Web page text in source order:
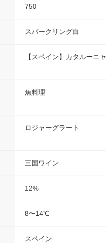
750
スパークリング白
【スペイン】カタルーニャ
魚料理
ロジャーグラート
三国ワイン
12%
8〜14℃
スペイン